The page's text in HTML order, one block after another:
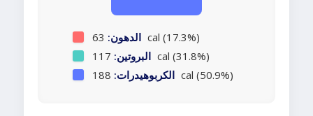
الدهون: 63 cal (17.3%)
البروتين: 117 cal (31.8%)
الكربوهيدرات: 188 cal (50.9%)